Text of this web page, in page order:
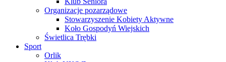
Organizacje pozarządowe
Stowarzyszenie Kobiety Aktywne
Koło Gospodyń Wiejskich
Świetlica Trębki
Sport
Orlik